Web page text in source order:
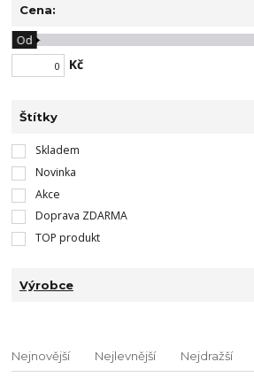
Cena:
Kč
Od
Štítky
Skladem
Novinka
Akce
Doprava ZDARMA
TOP produkt
Výrobce
Nejnovější Nejlevnější Nejdražší